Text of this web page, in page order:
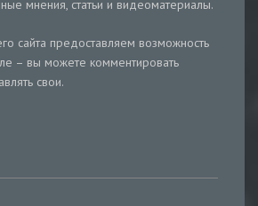
мнения, статьи и видеоматериалы.
сайта предоставляем возможность
– вы можете комментировать
свои.